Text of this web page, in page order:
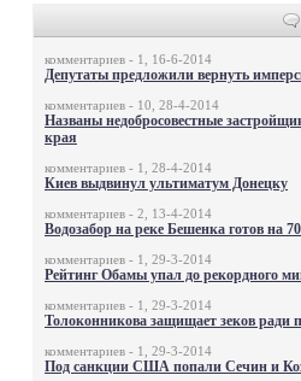
комментариев - 1, 16-6-2014
Депутаты предложили вернуть
комментариев - 10, 28-4-2014
Названы недобросовестные
края
комментариев - 1, 28-4-2014
Киев выдвинул ультиматум Донецку
комментариев - 2, 13-4-2014
Водозабор на реке Бешенка готов на
комментариев - 1, 29-3-2014
Рейтинг Обамы упал до рекордного
комментариев - 1, 29-3-2014
Толоконникова защищает зеков ради
комментариев - 1, 29-3-2014
Под санкции США попали Сечин и